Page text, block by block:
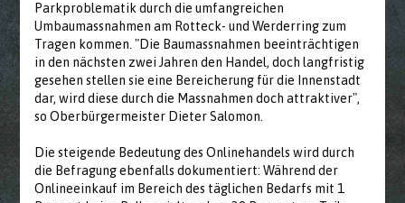
Parkproblematik durch die umfangreichen
Umbaumassnahmen am Rotteck- und Werderring zum
Tragen kommen. "Die Baumassnahmen beeinträchtigen
in den nächsten zwei Jahren den Handel, doch langfristig
gesehen stellen sie eine Bereicherung für die Innenstadt
dar, wird diese durch die Massnahmen doch attraktiver",
so Oberbürgermeister Dieter Salomon.
Die steigende Bedeutung des Onlinehandels wird durch
die Befragung ebenfalls dokumentiert: Während der
Onlineeinkauf im Bereich des täglichen Bedarfs mit 1